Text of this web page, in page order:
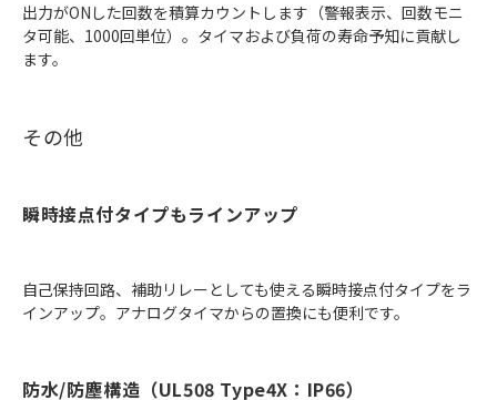
出力がONした回数を積算カウントします（警報表示、回数モニ
タ可能、1000回単位）。タイマおよび負荷の寿命予知に貢献し
ます。
その他
瞬時接点付タイプもラインアップ
自己保持回路、補助リレーとしても使える瞬時接点付タイプをラ
インアップ。アナログタイマからの置換にも便利です。
防水/防塵構造（UL508 Type4X：IP66）